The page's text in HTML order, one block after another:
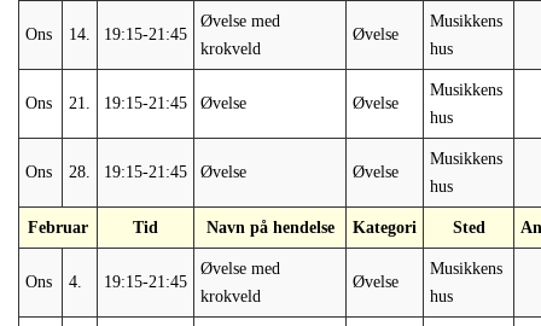
Ons 14. 19:15-21:45
Øvelse med
krokveld
Øvelse
Musikkens
hus
Ons 21. 19:15-21:45 Øvelse Øvelse
Musikkens
hus
Ons 28. 19:15-21:45 Øvelse Øvelse
Musikkens
hus
Februar Tid Navn på hendelse Kategori Sted
Ons 4. 19:15-21:45
Øvelse med
krokveld
Øvelse
Musikkens
hus